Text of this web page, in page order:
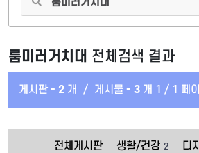
룸미러거치대 전체검색 결과
게시판 - 2 개 / 게시물 - 3 개 1 / 1 페
전체게시판 생활/건강 2 디